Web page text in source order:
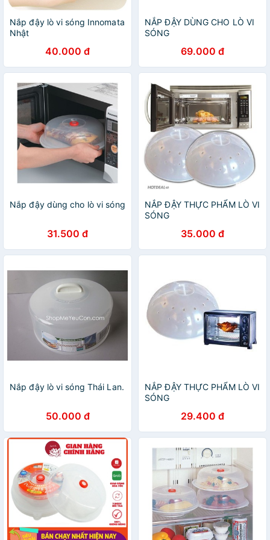
Nắp đậy lò vi sóng Innomata
Nhật
40.000 đ
NẮP ĐẬY DÙNG CHO LÒ VI
SÓNG
69.000 đ
Nắp đậy dùng cho lò vi sóng
31.500 đ
NẮP ĐẬY THỰC PHẨM LÒ VI
SÓNG
35.000 đ
Nắp đậy lò vi sóng Thái Lan.
50.000 đ
NẮP ĐẬY THỰC PHẨM LÒ VI
SÓNG
29.400 đ